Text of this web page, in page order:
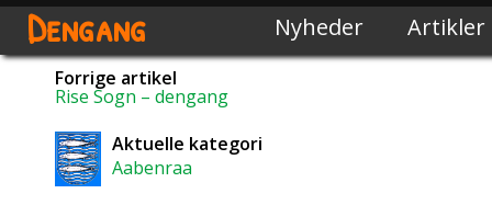
Dengang Nyheder Artikler
Forrige artikel
Rise Sogn – dengang
Aktuelle kategori
Aabenraa